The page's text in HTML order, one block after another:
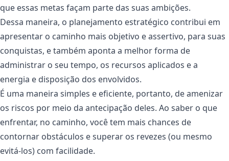
que essas metas façam parte das suas ambições.
Dessa maneira, o planejamento estratégico contribui em
apresentar o caminho mais objetivo e assertivo, para suas
conquistas, e também aponta a melhor forma de
administrar o seu tempo, os recursos aplicados e a
energia e disposição dos envolvidos.
É uma maneira simples e eficiente, portanto, de amenizar
os riscos por meio da antecipação deles. Ao saber o que
enfrentar, no caminho, você tem mais chances de
contornar obstáculos e superar os revezes (ou mesmo
evitá-los) com facilidade.